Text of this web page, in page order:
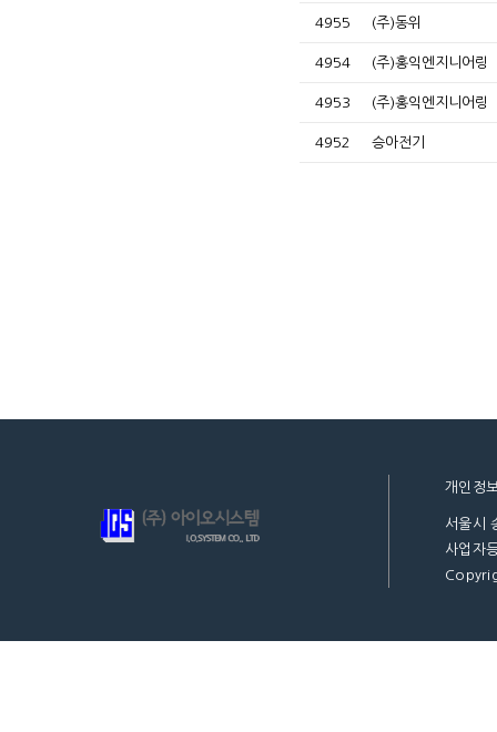
4955 (주)동위
4954 (주)홍익엔지니어링
4953 (주)홍익엔지니어링
4952 승아전기
개인정
서울시
사업자